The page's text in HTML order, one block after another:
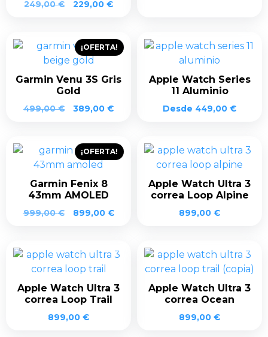
249,00€
El
era:
249,00 €.
229,00 €El
es:
229,00 €.
¡OFERTA!
Garmin Venu 3S Gris
Gold
499,00€
El
era:
499,00 €.
389,00 €El
es:
389,00 €.
Apple Watch Series
11 Aluminio
Desde 449,00 €
¡OFERTA!
Garmin Fenix 8
43mm AMOLED
999,00€
El
era:
999,00 €.
899,00 €El
899,00 €.
Apple Watch Ultra 3
correa Loop Alpine
899,00 €
Apple Watch Ultra 3
correa Loop Trail
899,00 €
Apple Watch Ultra 3
correa Ocean
899,00 €